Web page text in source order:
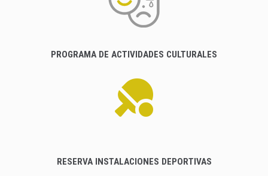
PROGRAMA DE ACTIVIDADES CULTURALES
RESERVA INSTALACIONES DEPORTIVAS